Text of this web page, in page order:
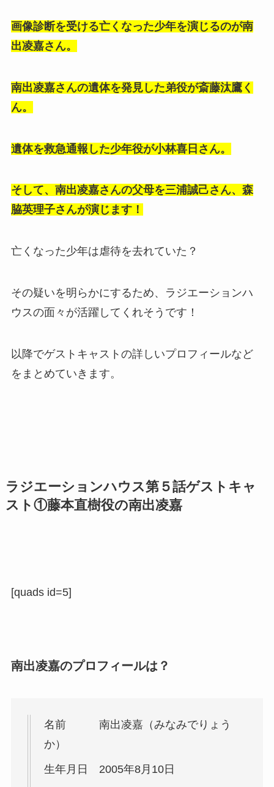
画像診断を受ける亡くなった少年を演じるのが南
出凌嘉さん。
南出凌嘉さんの遺体を発見した弟役が斎藤汰鷹く
ん。
遺体を救急通報した少年役が小林喜日さん。
そして、南出凌嘉さんの父母を三浦誠己さん、森
脇英理子さんが演じます！
亡くなった少年は虐待を去れていた？
その疑いを明らかにするため、ラジエーションハ
ウスの面々が活躍してくれそうです！
以降でゲストキャストの詳しいプロフィールなど
をまとめていきます。
ラジエーションハウス第５話ゲストキャ
スト①藤本直樹役の南出凌嘉
[quads id=5]
南出凌嘉のプロフィールは？
名前 南出凌嘉（みなみでりょう
か）
生年月日 2005年8月10日